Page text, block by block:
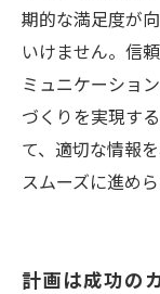
期的な満足度が
いけません。信
ミュニケーショ
づくりを実現す
て、適切な情報
スムーズに進め
計画は成功の